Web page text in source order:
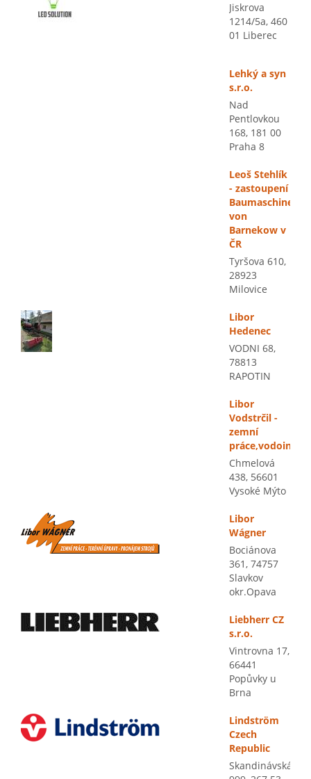
Jiskrova
1214/5a, 460
01 Liberec
Lehký a syn
s.r.o.
Nad
Pentlovkou
168, 181 00
Praha 8
Leoš Stehlík
- zastoupení
Baumaschinen
von
Barnekow v
ČR
Tyršova 610,
28923
Milovice
Libor
Hedenec
VODNI 68,
78813
RAPOTIN
Libor
Vodstrčil -
zemní
Chmelová
438, 56601
Vysoké Mýto
Libor
Wágner
Bociánova
361, 74757
Slavkov
okr.Opava
Liebherr CZ
s.r.o.
Vintrovna 17,
66441
Popůvky u
Brna
Lindström
Czech
Republic
Skandinávská